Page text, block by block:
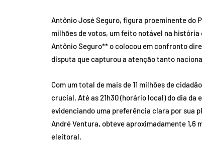
Antônio José Seguro, figura proeminente do
milhões de votos, um feito notável na
Antônio Seguro** o colocou em confronto
disputa que capturou a atenção tanto
Com um total de mais de 11 milhões de
crucial. Até as 21h30 (horário local) do dia da
evidenciando uma preferência clara por sua
André Ventura, obteve aproximadamente
eleitoral.